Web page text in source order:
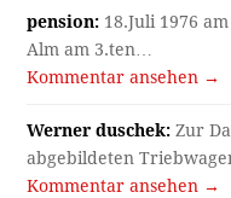
pension: 18.Juli 1976
Alm am 3.ten…
Kommentar ansehen →
Werner duschek: Zur
abgebildeten
Kommentar ansehen →